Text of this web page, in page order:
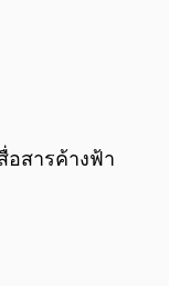
0:00
อสารค้างฟ้า